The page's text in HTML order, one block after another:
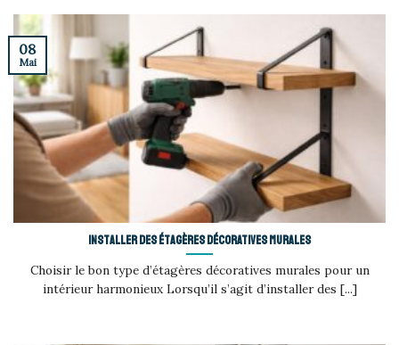
Installer des étagères décoratives murales
Choisir le bon type d’étagères décoratives murales pour un
intérieur harmonieux Lorsqu’il s’agit d’installer des [...]
08
Mai